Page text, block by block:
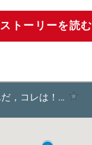
ストーリーを読む